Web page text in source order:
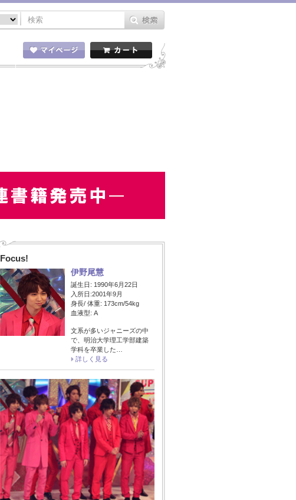
Focus!
伊野尾慧
誕生日: 1990年6月22日
入所日:2001年9月
身長/ 体重: 173cm/54kg
血液型: A
文系が多いジャニーズの中
で、明治大学理工学部建築
学科を卒業した…
詳しく見る